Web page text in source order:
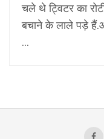
चले थे ट्विटर का
बचाने के लाले पड़े
...